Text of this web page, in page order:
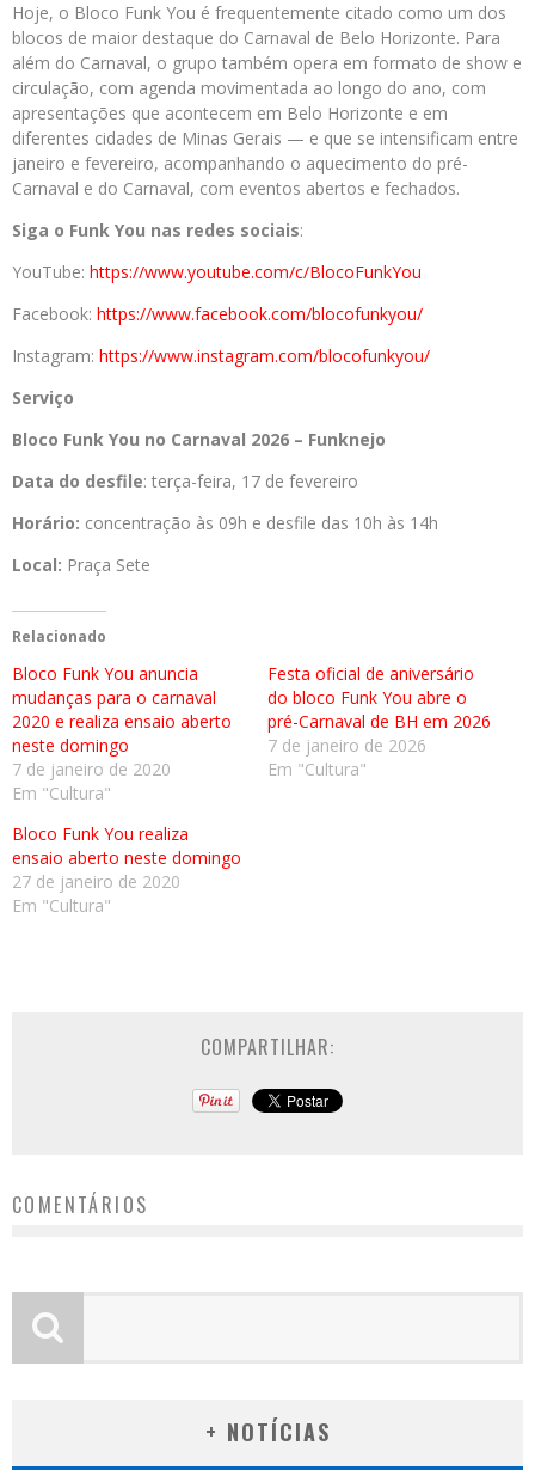
Hoje, o Bloco Funk You é frequentemente citado como um dos
blocos de maior destaque do Carnaval de Belo Horizonte. Para
além do Carnaval, o grupo também opera em formato de show e
circulação, com agenda movimentada ao longo do ano, com
apresentações que acontecem em Belo Horizonte e em
diferentes cidades de Minas Gerais — e que se intensificam entre
janeiro e fevereiro, acompanhando o aquecimento do pré-
Carnaval e do Carnaval, com eventos abertos e fechados.
Siga o Funk You nas redes sociais:
YouTube: https://www.youtube.com/c/BlocoFunkYou
Facebook: https://www.facebook.com/blocofunkyou/
Instagram: https://www.instagram.com/blocofunkyou/
Serviço
Bloco Funk You no Carnaval 2026 – Funknejo
Data do desfile: terça-feira, 17 de fevereiro
Horário: concentração às 09h e desfile das 10h às 14h
Local: Praça Sete
Relacionado
Bloco Funk You anuncia
mudanças para o carnaval
2020 e realiza ensaio aberto
neste domingo
7 de janeiro de 2020
Em "Cultura"
Festa oficial de aniversário
do bloco Funk You abre o
pré-Carnaval de BH em 2026
7 de janeiro de 2026
Em "Cultura"
Bloco Funk You realiza
ensaio aberto neste domingo
27 de janeiro de 2020
Em "Cultura"
COMPARTILHAR:
COMENTÁRIOS
+ NOTÍCIAS